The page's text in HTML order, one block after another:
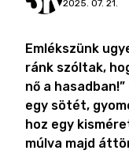
2025. 07. 21.
Emlékszünk
ránk szóltak,
nő a
egy sötét,
hoz egy
múlva majd